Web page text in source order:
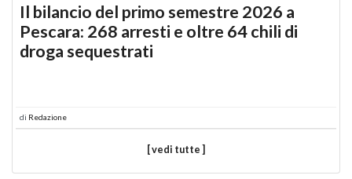
Il bilancio del primo semestre 2026 a
Pescara: 268 arresti e oltre 64 chili di
droga sequestrati
di Redazione
[ vedi tutte ]